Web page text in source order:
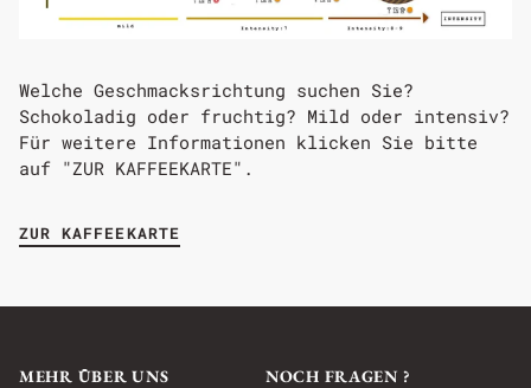
Welche Geschmacksrichtung suchen Sie?
Schokoladig oder fruchtig? Mild oder intensiv?
Für weitere Informationen klicken Sie bitte
auf "ZUR KAFFEEKARTE".
ZUR KAFFEEKARTE
MEHR ÜBER UNS NOCH FRAGEN ?